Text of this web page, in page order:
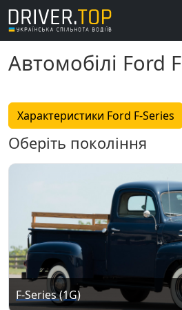
Автомобілі Ford
Характеристики Ford F-Series
Оберіть покоління
F-Series (1G)